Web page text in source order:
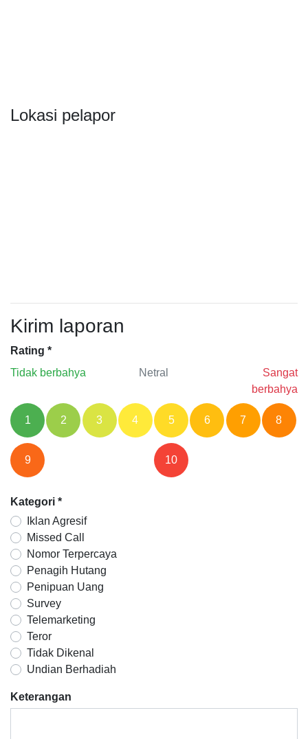
Lokasi pelapor
Kirim laporan
Rating *
Tidak berbahya
Netral
Sangat
berbahya
1 2 3 4 5 6 7 8
9 10
Kategori *
Iklan Agresif
Missed Call
Nomor Terpercaya
Penagih Hutang
Penipuan Uang
Survey
Telemarketing
Teror
Tidak Dikenal
Undian Berhadiah
Keterangan